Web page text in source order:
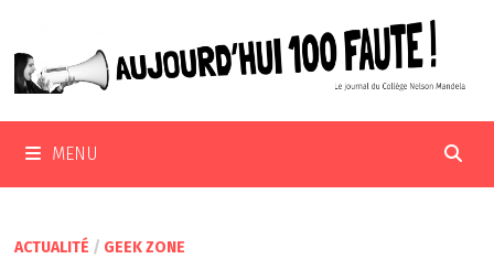
contenu
MENU
ACTUALITÉ / GEEK ZONE